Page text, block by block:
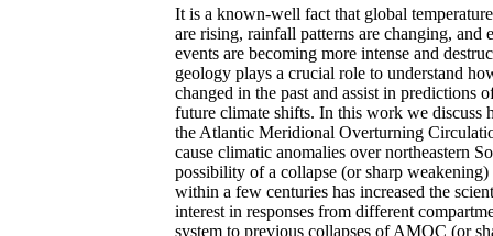
It is a known-well fact that global
are rising, rainfall patterns are changing, and
events are becoming more intense and
geology plays a crucial role to understand
changed in the past and assist in predictions
future climate shifts. In this work we discuss
the Atlantic Meridional Overturning
cause climatic anomalies over northeastern
possibility of a collapse (or sharp
within a few centuries has increased the
interest in responses from different
system to previous collapses of AMOC (or